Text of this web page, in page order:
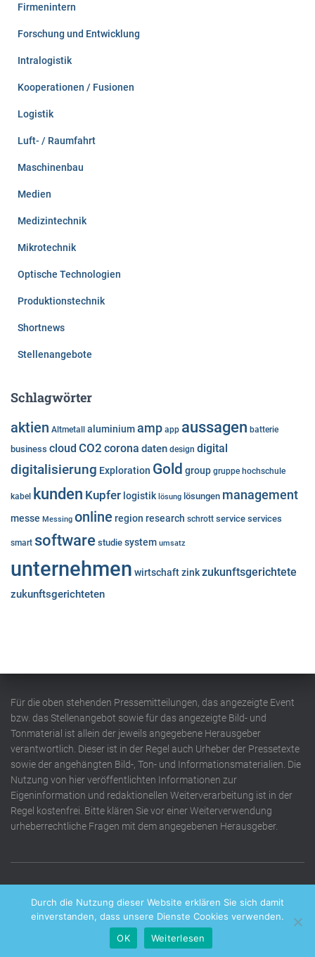
Firmenintern
Forschung und Entwicklung
Intralogistik
Kooperationen / Fusionen
Logistik
Luft- / Raumfahrt
Maschinenbau
Medien
Medizintechnik
Mikrotechnik
Optische Technologien
Produktionstechnik
Shortnews
Stellenangebote
Schlagwörter
aktien Altmetall aluminiumamp app aussagen batterie
business cloud CO2 corona daten design digital
digitalisierung Exploration Gold group gruppe hochschule
kabel kunden Kupfer logistik lösung lösungen management
messe Messing online region research schrott service services
smart software studie system umsatz
unternehmen wirtschaftzinkzukunftsgerichtete
zukunftsgerichteten
Für die oben stehenden Pressemitteilungen, das angezeigte Event
bzw. das Stellenangebot sowie für das angezeigte Bild- und
Tonmaterial ist allein der jeweils angegebene Herausgeber
verantwortlich. Dieser ist in der Regel auch Urheber der Pressetexte
sowie der angehängten Bild-, Ton- und Informationsmaterialien. Die
Nutzung von hier veröffentlichten Informationen zur
Eigeninformation und redaktionellen Weiterverarbeitung ist in der
Regel kostenfrei. Bitte klären Sie vor einer Weiterverwendung
urheberrechtliche Fragen mit dem angegebenen Herausgeber.
Durch die Nutzung dieser Website erklären Sie sich damit
einverstanden, dass unsere Dienste Cookies verwenden.
OK
Weiterlesen